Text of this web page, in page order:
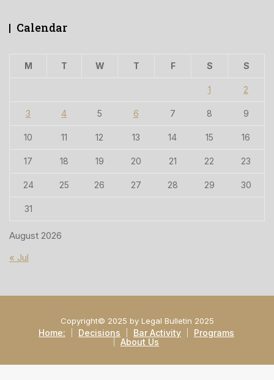
Calendar
August 2026
M T W T F S S
1 2
3 4 5 6 7 8 9
10 11 12 13 14 15 16
17 18 19 20 21 22 23
24 25 26 27 28 29 30
31
« Jul
Copyright© 2025 by Legal Bulletin 2025
Home: Decisions Bar Activity
Programs
About Us